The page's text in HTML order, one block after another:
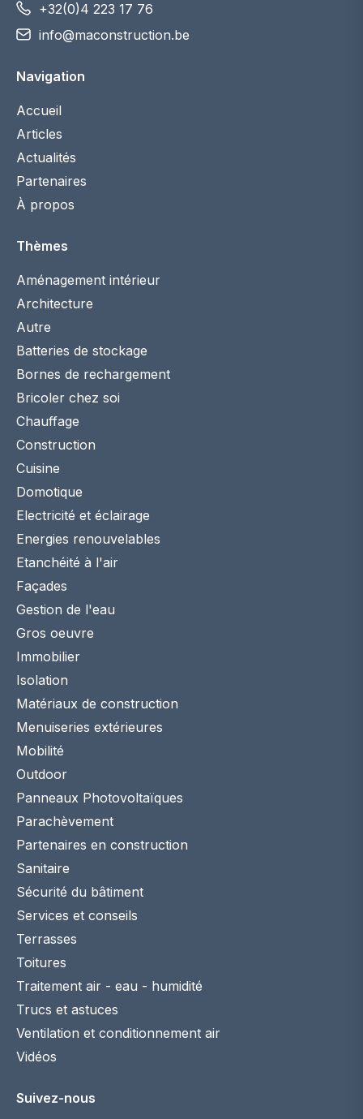
+32(0)4 223 17 76
info@maconstruction.be
Navigation
Accueil
Articles
Actualités
Partenaires
À propos
Thèmes
Aménagement intérieur
Architecture
Autre
Batteries de stockage
Bornes de rechargement
Bricoler chez soi
Chauffage
Construction
Cuisine
Domotique
Electricité et éclairage
Energies renouvelables
Etanchéité à l'air
Façades
Gestion de l'eau
Gros oeuvre
Immobilier
Isolation
Matériaux de construction
Menuiseries extérieures
Mobilité
Outdoor
Panneaux Photovoltaïques
Parachèvement
Partenaires en construction
Sanitaire
Sécurité du bâtiment
Services et conseils
Terrasses
Toitures
Traitement air - eau - humidité
Trucs et astuces
Ventilation et conditionnement air
Vidéos
Suivez-nous